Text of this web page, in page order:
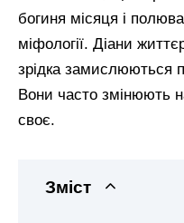
богиня місяця і
міфології. Діани
зрідка замислюються
Вони часто змінюють
своє.
Зміст